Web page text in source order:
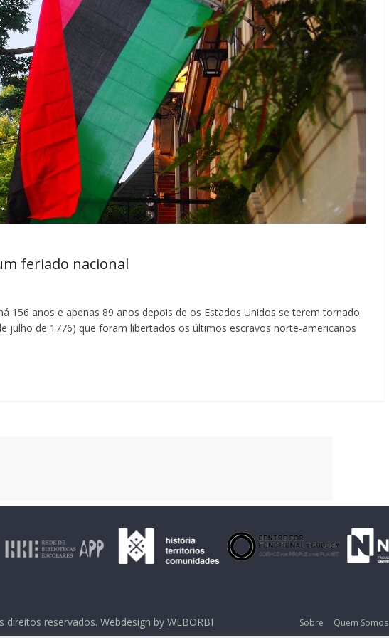
feriado nacional
156 anos e apenas 89 anos depois de os Estados Unidos se terem tornado
julho de 1776) que foram libertados os últimos escravos norte-americanos
Sobre Quem Somos
direitos reservados. Webdesign by WEBORBI